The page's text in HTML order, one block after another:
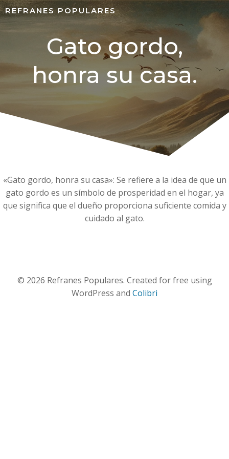
REFRANES POPULARES
Gato gordo,
honra su casa.
«Gato gordo, honra su casa»: Se refiere a la idea de que un
gato gordo es un símbolo de prosperidad en el hogar, ya
que significa que el dueño proporciona suficiente comida y
cuidado al gato.
© 2026 Refranes Populares. Created for free using
WordPress and Colibri